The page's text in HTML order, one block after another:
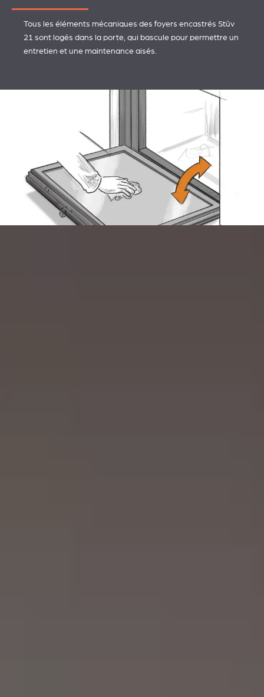
Tous les éléments mécaniques des foyers encastrés Stûv
21 sont logés dans la porte, qui bascule pour permettre un
entretien et une maintenance aisés.